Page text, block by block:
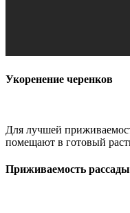
Укоренение черенков
Для лучшей
помещают в готовый
Приживаемость рассады